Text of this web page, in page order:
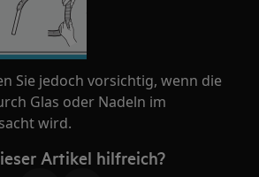
Sie jedoch vorsichtig, wenn die
Glas oder Nadeln im
wird.
Artikel hilfreich?